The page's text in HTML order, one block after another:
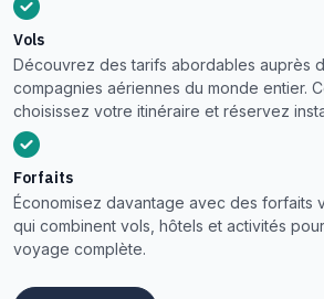
Vols
Découvrez des tarifs abordables auprès
compagnies aériennes du monde entier.
choisissez votre itinéraire et réservez
Forfaits
Économisez davantage avec des forfaits
qui combinent vols, hôtels et activités
voyage complète.